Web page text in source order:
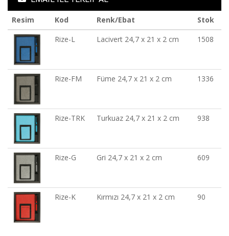
Resim Kod Renk/Ebat
Stok
Rize-L
Lacivert 24,7 x 21 x 2 cm 1508
Rize-FM Füme 24,7 x 21 x 2 cm 1336
Rize-TRK Turkuaz 24,7 x 21 x 2 cm 938
Rize-G Gri 24,7 x 21 x 2 cm 609
Rize-K Kırmızı 24,7 x 21 x 2 cm 90